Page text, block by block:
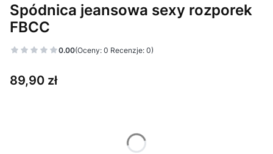
Spódnica jeansowa sexy rozporek
FBCC
0.00(Oceny: 0 Recenzje: 0)
Cena
89,90 zł
Poszczególne warianty mogą różnić się ceną